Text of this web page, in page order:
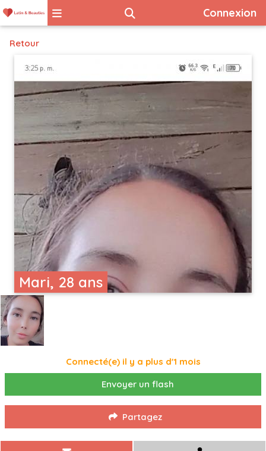
Connexion
Retour
Mari, 28 ans
Connecté(e) il y a plus d'1 mois
Envoyer un flash
Partagez